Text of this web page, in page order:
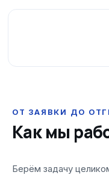
ОТ ЗАЯВКИ ДО
Как мы
Берём задачу